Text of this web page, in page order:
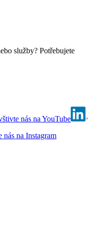
služby? Potřebujete
nás na YouTube
nás na Instagram